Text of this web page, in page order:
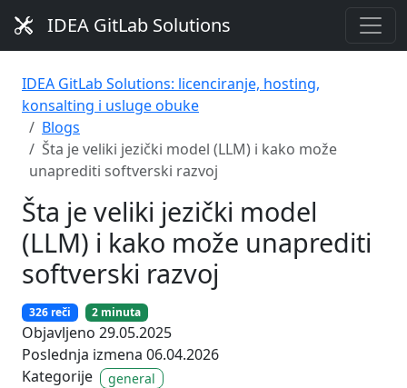
IDEA GitLab Solutions
IDEA GitLab Solutions: licenciranje, hosting,
konsalting i usluge obuke
Blogs
Šta je veliki jezički model (LLM) i kako može
unaprediti softverski razvoj
Šta je veliki jezički model
(LLM) i kako može unaprediti
softverski razvoj
326 reči 2 minuta
Objavljeno 29.05.2025
Poslednja izmena 06.04.2026
Kategorije
general